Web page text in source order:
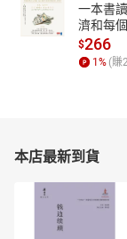
一本書
濟和每
$266
1% (賺2
本店最新到貨